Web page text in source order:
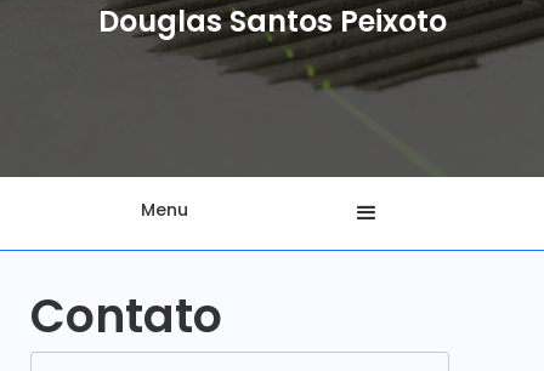
Douglas Santos Peixoto
Menu
Contato